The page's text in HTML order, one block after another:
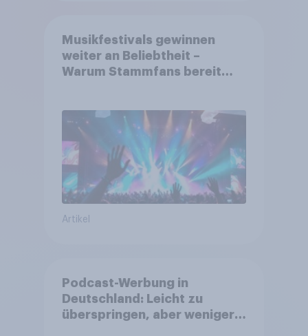
Musikfestivals gewinnen
weiter an Beliebtheit –
Warum Stammfans bereit
Artikel
Podcast-Werbung in
Deutschland: Leicht zu
überspringen, aber weniger